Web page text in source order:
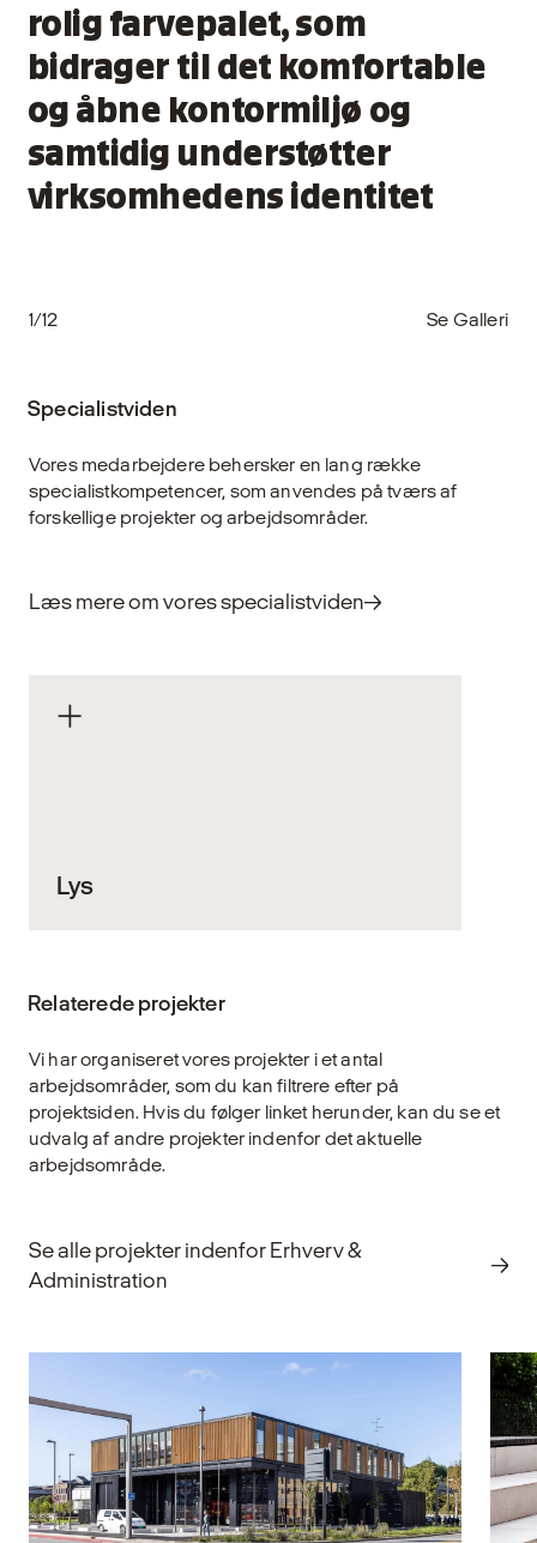
rolig farvepalet, som
bidrager til det komfortable
og åbne kontormiljø og
samtidig understøtter
virksomhedens identitet
1/12 Se Galleri
Specialistviden
Vores medarbejdere behersker en lang række
specialistkompetencer, som anvendes på tværs af
forskellige projekter og arbejdsområder.
Læs mere om vores specialistviden
Lys
og har en afgørende indvirkning på vores
os i vores aktiviteter, skaber tryghed og
styrker den visuelle oplevelse af de steder,
vi færdes. Derfor er det vigtigt, at lysdesign
planlægges med omtanke og indsigt for at
understøtte både funktion og æstetik i vores
Udforsk
Relaterede projekter
Vi har organiseret vores projekter i et antal
arbejdsområder, som du kan filtrere efter på
projektsiden. Hvis du følger linket herunder, kan du se et
udvalg af andre projekter indenfor det aktuelle
arbejdsområde.
Se alle projekter indenfor Erhverv &
Administration